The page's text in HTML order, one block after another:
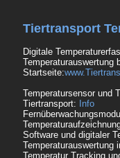
Tiertransport
Digitale
Temperaturauswertung
Startseite:
Temperatursensor und
Tiertransport:
Info
Software und digitaler
Temperaturauswertung
Temperatur Tracking